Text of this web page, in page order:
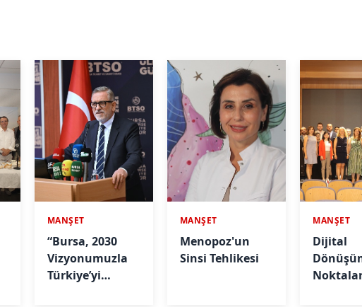
MANŞET
“Bursa, 2030
Vizyonumuzla
Türkiye’yi
MANŞET
Menopoz'un
Sinsi Tehlikesi
MANŞET
Dijital